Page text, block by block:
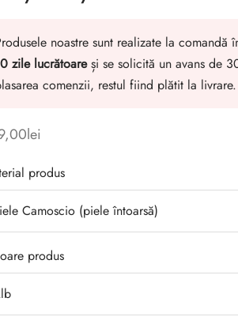
noastre sunt realizate la comandă
zile lucrătoareși se solicită un avans de
comenzii, restul fiind plătit la livrare.
lei
produs
produs